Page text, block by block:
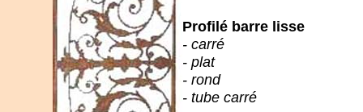
Profilé barre lisse
- carré
- plat
- rond
- tube carré